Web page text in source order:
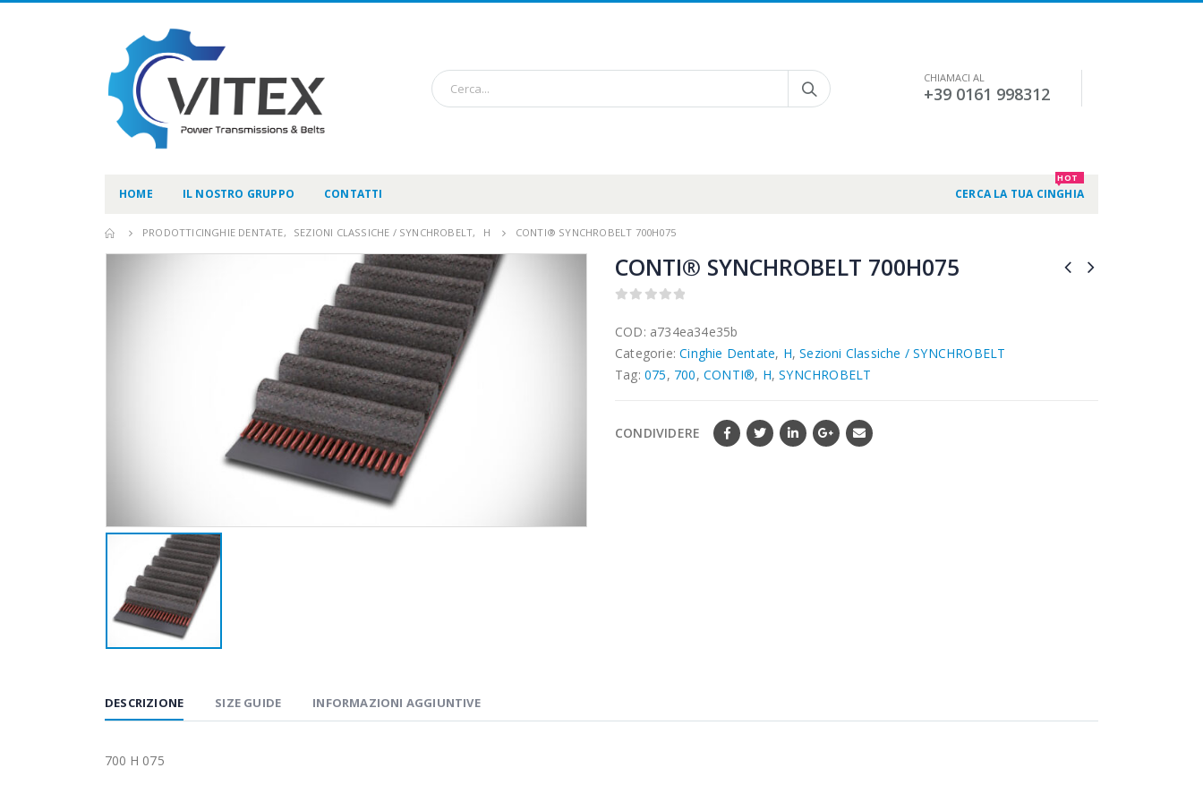
CHIAMACI AL
+39 0161 998312
HOME IL NOSTRO GRUPPO CONTATTI CERCA LA TUA CINGHIA
HOT
PRODOTTI CINGHIE DENTATE, SEZIONI CLASSICHE / SYNCHROBELT, H CONTI® SYNCHROBELT 700H075
CONTI® SYNCHROBELT 700H075
COD: a734ea34e35b
Categorie:Cinghie Dentate, H,Sezioni Classiche / SYNCHROBELT
Tag: 075, 700,CONTI®, H,SYNCHROBELT
CONDIVIDERE
DESCRIZIONE SIZE GUIDE INFORMAZIONI AGGIUNTIVE
700 H 075